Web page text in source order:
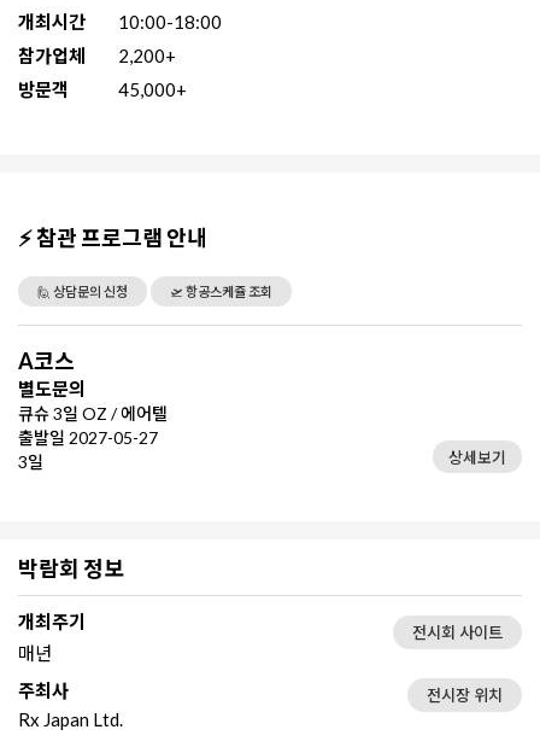
개최시간
10:00-18:00
참가업체
2,200+
방문객
45,000+
⚡ 참관 프로그램 안내
🙋 상담문의 신청 🛫 항공스케쥴 조회
A코스
별도문의
큐슈 3일 OZ / 에어텔
출발일 2027-05-27
3일
상세보기
박람회 정보
개최주기
매년
전시회 사이트
주최사
Rx Japan Ltd.
전시장 위치